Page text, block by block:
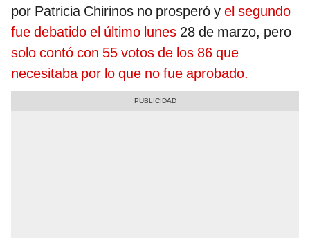
por Patricia Chirinos no prosperó y el segundo
fue debatido el último lunes 28 de marzo, pero
solo contó con 55 votos de los 86 que
necesitaba por lo que no fue aprobado.